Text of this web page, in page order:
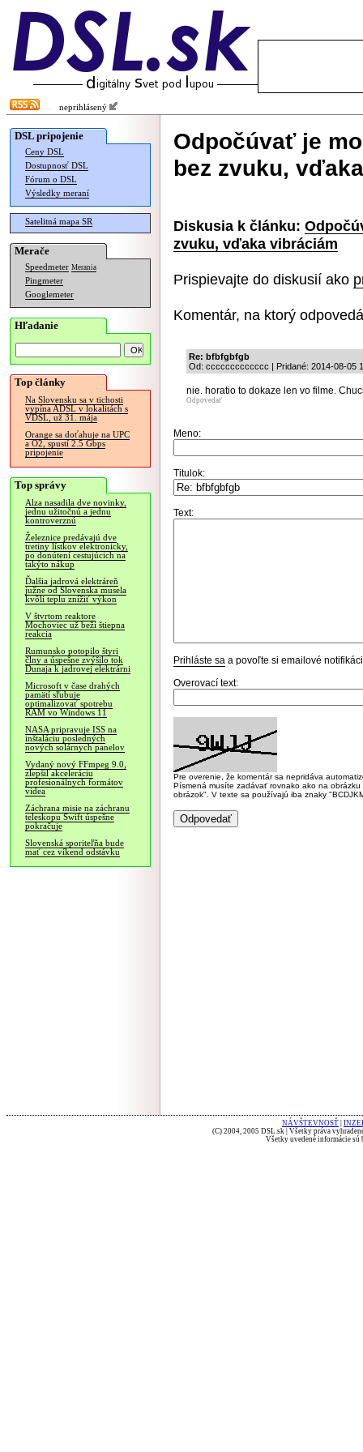
neprihlásený
DSL pripojenie
Ceny DSL
Dostupnosť DSL
Fórum o DSL
Výsledky meraní
Satelitná mapa SR
Merače
Speedmeter Merania
Pingmeter
Googlemeter
Hľadanie
Top články
Na Slovensku sa v tichosti
vypína ADSL v lokalitách s
VDSL, už 31. mája
Orange sa doťahuje na UPC
a O2, spustí 2.5 Gbps
pripojenie
Top správy
Alza nasadila dve novinky,
jednu užitočnú a jednu
kontroverznú
Železnice predávajú dve
tretiny lístkov elektronicky,
po donútení cestujúcich na
takýto nákup
Ďalšia jadrová elektráreň
južne od Slovenska musela
kvôli teplu znížiť výkon
V štvrtom reaktore
Mochoviec už beží štiepna
reakcia
Rumunsko potopilo štyri
člny a úspešne zvýšilo tok
Dunaja k jadrovej elektrárni
Microsoft v čase drahých
pamätí sľubuje
optimalizovať spotrebu
RAM vo Windows 11
NASA pripravuje ISS na
inštaláciu posledných
nových solárnych panelov
Vydaný nový FFmpeg 9.0,
zlepšil akceleráciu
profesionálnych formátov
videa
Záchrana misie na záchranu
teleskopu Swift úspešne
pokračuje
Slovenská sporiteľňa bude
mať cez víkend odstávku
Odpočúvať je
bez zvuku,
Diskusia k článku:
zvuku, vďaka vibráciám
Prispievajte do diskusií ako
Komentár, na ktorý
Re: bfbfgbfgb
Od: ccccccccccccc | Pridané: 2014-08-05
nie. horatio to dokaze len vo filme.
Odpovedať
Meno:
Titulok:
Text:
Prihláste sa a povoľte si emailové
Overovací text:
Pre overenie, že komentár sa nepridáva
Písmená musíte zadávať rovnako ako na
obrázok". V texte sa používajú iba znaky
NÁVŠTEVNOSŤ
(C) 2004, 2005 DSL.sk | Všetky práva
Všetky uvedené informácie sú